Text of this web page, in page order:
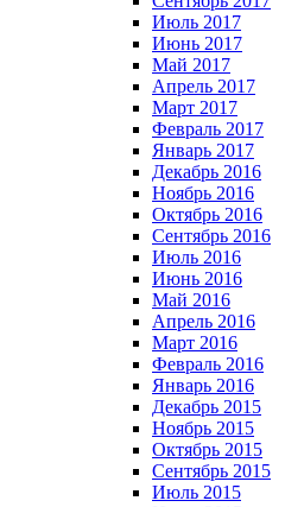
Июль 2017
Июнь 2017
Май 2017
Апрель 2017
Март 2017
Февраль 2017
Январь 2017
Декабрь 2016
Ноябрь 2016
Октябрь 2016
Сентябрь 2016
Июль 2016
Июнь 2016
Май 2016
Апрель 2016
Март 2016
Февраль 2016
Январь 2016
Декабрь 2015
Ноябрь 2015
Октябрь 2015
Сентябрь 2015
Июль 2015